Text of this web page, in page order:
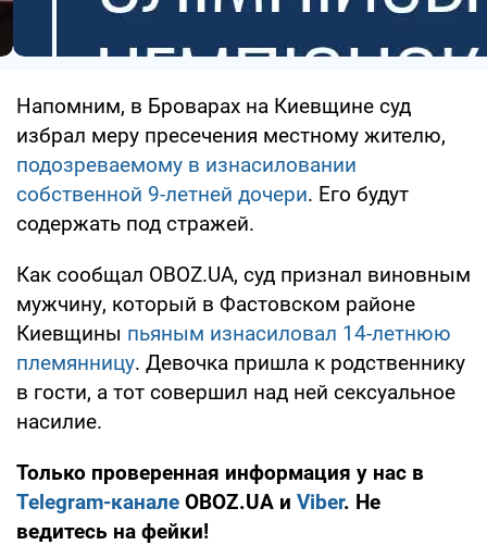
Напомним, в Броварах на Киевщине суд
избрал меру пресечения местному жителю,
подозреваемому в изнасиловании
собственной 9-летней дочери. Его будут
содержать под стражей.
Как сообщал OBOZ.UA, суд признал виновным
мужчину, который в Фастовском районе
Киевщины пьяным изнасиловал 14-летнюю
племянницу. Девочка пришла к родственнику
в гости, а тот совершил над ней сексуальное
насилие.
Только проверенная информация у нас в
Telegram-канале OBOZ.UA и Viber. Не
ведитесь на фейки!